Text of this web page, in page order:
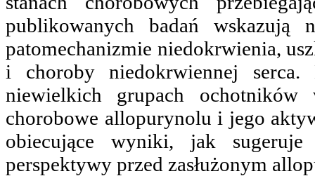
publikowanych badań
patomechanizmie niedokrwienia,
i choroby niedokrwiennej
niewielkich grupach
chorobowe allopurynolu i jego
obiecujące wyniki, jak
perspektywy przed zasłużonym